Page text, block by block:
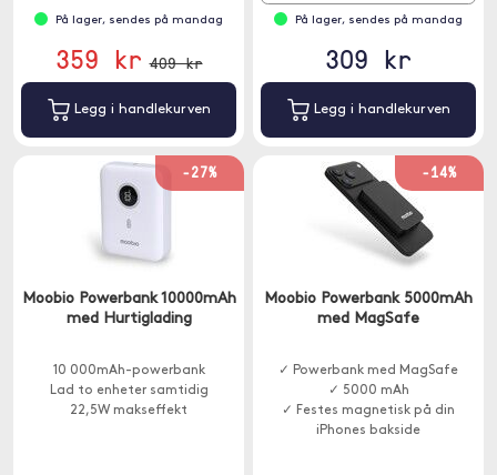
På lager, sendes på mandag
359 kr 409 kr
Legg i handlekurven
På lager, sendes på mandag
309 kr
Legg i handlekurven
-27%
Moobio Powerbank 10000mAh
med Hurtiglading
10 000mAh-powerbank
Lad to enheter samtidig
22,5W makseffekt
-14%
Moobio Powerbank 5000mAh
med MagSafe
✓ Powerbank med MagSafe
✓ 5000 mAh
✓ Festes magnetisk på din
iPhones bakside